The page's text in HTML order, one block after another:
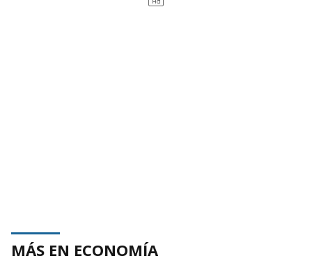
MÁS EN ECONOMÍA